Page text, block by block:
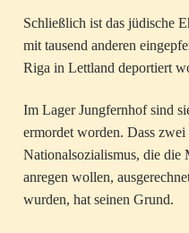
Schließlich ist das jüdische
mit tausend anderen
Riga in Lettland deportiert
Im Lager Jungfernhof sind
ermordet worden. Dass
Nationalsozialismus, die die
anregen wollen,
wurden, hat seinen Grund.